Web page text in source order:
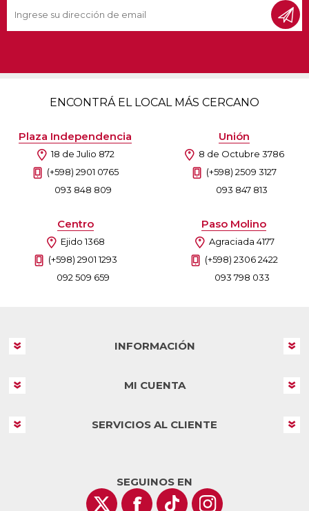
ENCONTRÁ EL LOCAL MÁS CERCANO
Plaza Independencia
18 de Julio 872
(+598) 2901 0765
093 848 809
Unión
8 de Octubre 3786
(+598) 2509 3127
093 847 813
Centro
Ejido 1368
(+598) 2901 1293
092 509 659
Paso Molino
Agraciada 4177
(+598) 2306 2422
093 798 033
INFORMACIÓN
MI CUENTA
SERVICIOS AL CLIENTE
SEGUINOS EN